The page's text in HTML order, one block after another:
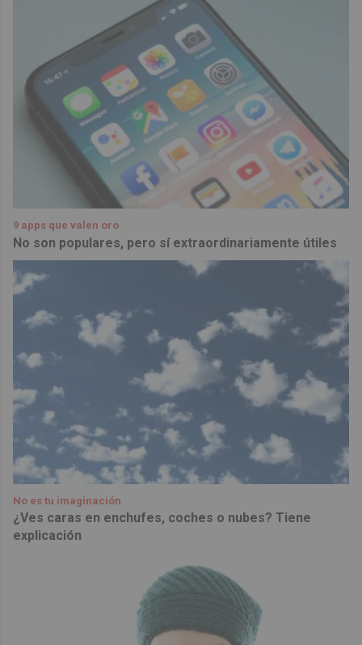
9 apps que valen oro
No son populares, pero sí extraordinariamente útiles
No es tu imaginación
¿Ves caras en enchufes, coches o nubes? Tiene
explicación